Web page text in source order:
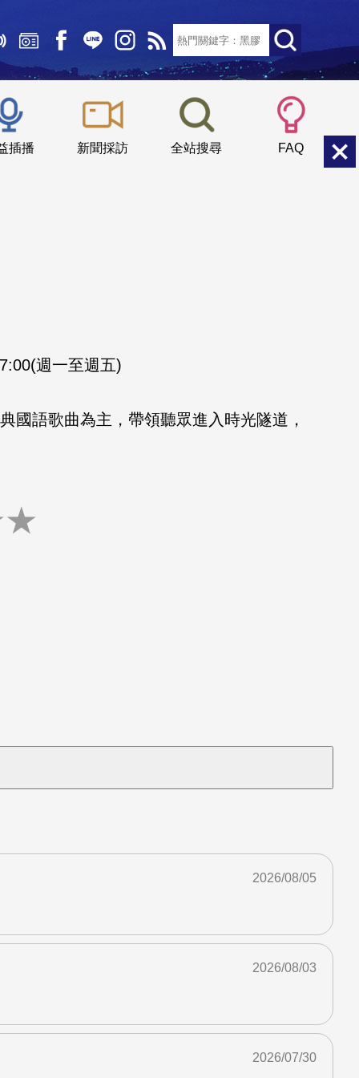
插播 新聞採訪 全站搜尋 FAQ
小 中
週一至週五)
國語歌曲為主，帶領聽眾進入時光隧道，
★
2026/08/05
2026/08/03
2026/07/30